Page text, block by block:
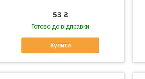
703216
53 ₴
Готово до відправки
Купити